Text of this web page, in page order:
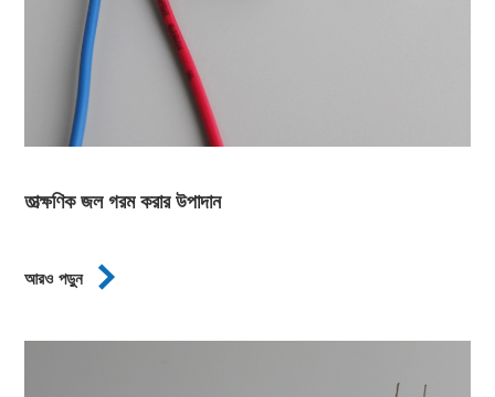
তাত্ক্ষণিক জল গরম করার উপাদান
আরও পড়ুন 